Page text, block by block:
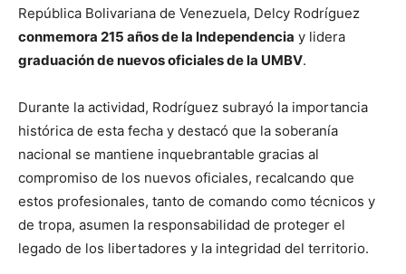
República Bolivariana de Venezuela, Delcy Rodríguez
conmemora 215 años de la Independencia y lidera
graduación de nuevos oficiales de la UMBV.
Durante la actividad, Rodríguez subrayó la importancia
histórica de esta fecha y destacó que la soberanía
nacional se mantiene inquebrantable gracias al
compromiso de los nuevos oficiales, recalcando que
estos profesionales, tanto de comando como técnicos y
de tropa, asumen la responsabilidad de proteger el
legado de los libertadores y la integridad del territorio.